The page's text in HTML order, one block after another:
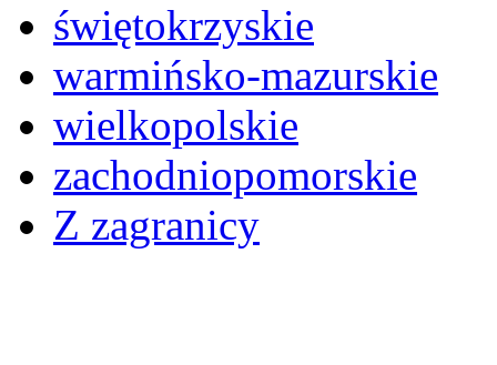
świętokrzyskie
warmińsko-mazurskie
wielkopolskie
zachodniopomorskie
Z zagranicy